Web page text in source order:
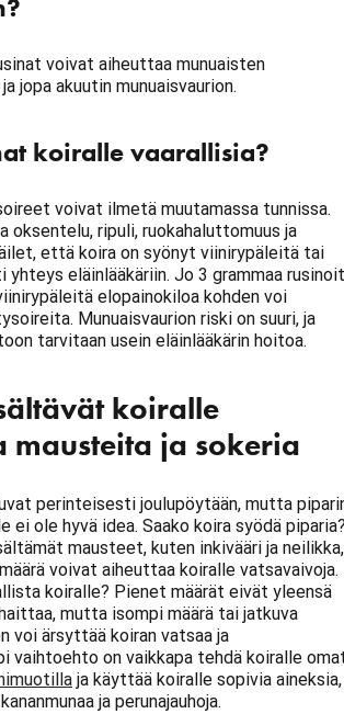
voivat aiheuttaa munuaisten
jopa akuutin munuaisvaurion.
koiralle vaarallisia?
voivat ilmetä muutamassa tunnissa.
oksentelu, ripuli, ruokahaluttomuus ja
että koira on syönyt viinirypäleitä tai
yhteys eläinlääkäriin. Jo 3 grammaa
elopainokiloa kohden voi
Munuaisvaurion riski on suuri, ja
tarvitaan usein eläinlääkärin hoitoa.
koiralle
mausteita ja sokeria
perinteisesti joulupöytään, mutta
ei ole hyvä idea. Saako koira syödä
mausteet, kuten inkivääri ja neilikka,
voivat aiheuttaa koiralle vatsavaivoja.
koiralle? Pienet määrät eivät yleensä
mutta isompi määrä tai jatkuva
voi ärsyttää koiran vatsaa ja
vaihtoehto on vaikkapa tehdä koiralle
ja käyttää koiralle sopivia aineksia,
ja perunajauhoja.